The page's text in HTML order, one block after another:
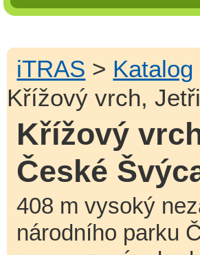
iTRAS > Katalog
Křížový vrch,
Křížový
České
408 m vysoký
národního parku